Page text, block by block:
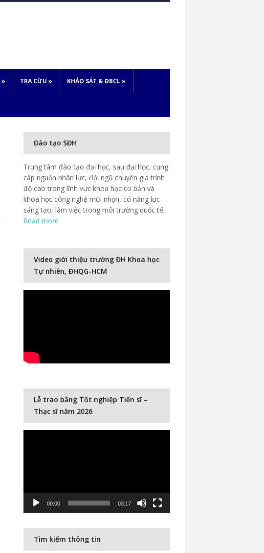
» TRA CỨU » KHẢO SÁT & ĐBCL»
Đào tạo SĐH
Trung tâm đào tạo đại học, sau đại học, cung
cấp nguồn nhân lực, đội ngũ chuyên gia trình
độ cao trong lĩnh vực khoa học cơ bản và
khoa học công nghệ mũi nhọn, có năng lực
sáng tạo, làm việc trong môi trường quốc tế.
Read more
Video giới thiệu trường ĐH Khoa học
Tự nhiên, ĐHQG-HCM
Lễ trao bằng Tốt nghiệp Tiến sĩ –
Thạc sĩ năm 2026
00:00 03:17
Tìm kiếm thông tin